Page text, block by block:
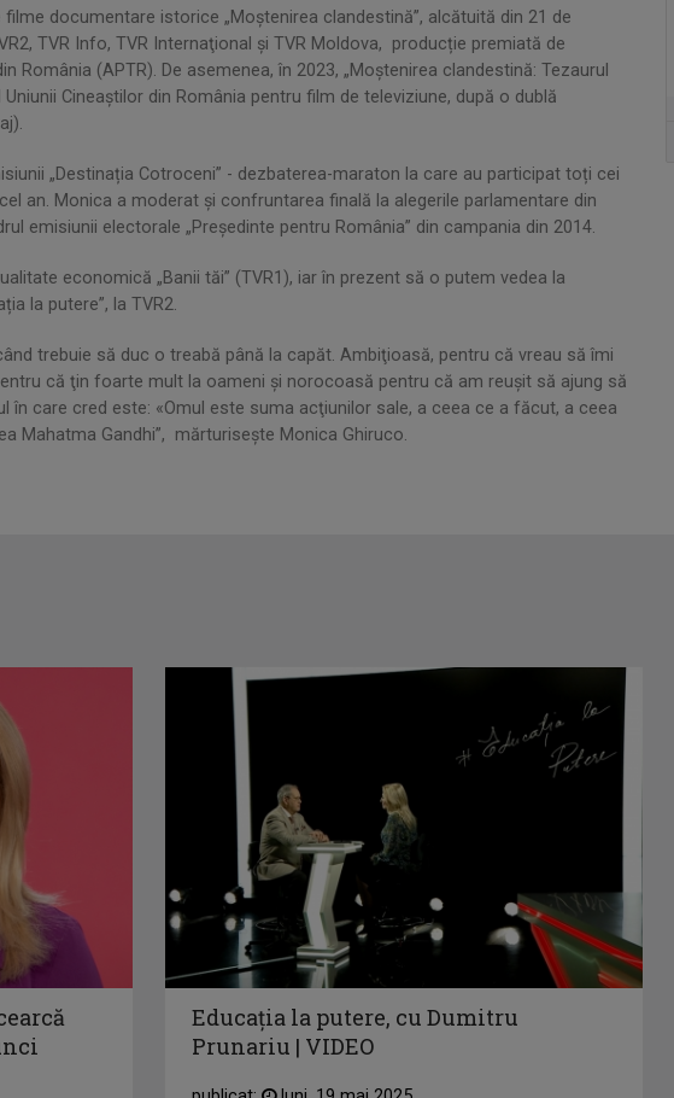
documentare istorice „Moștenirea clandestină”, alcătuită din 21 de
TVR Info, TVR Internaţional și TVR Moldova, producție premiată de
România (APTR). De asemenea, în 2023, „Moştenirea clandestină: Tezaurul
Cineaștilor din România pentru film de televiziune, după o dublă
„Destinația Cotroceni” - dezbaterea-maraton la care au participat toți cei
an. Monica a moderat și confruntarea finală la alegerile parlamentare din
emisiunii electorale „Preşedinte pentru România” din campania din 2014.
economică „Banii tăi” (TVR1), iar în prezent să o putem vedea la
la putere”, la TVR2.
trebuie să duc o treabă până la capăt. Ambiţioasă, pentru că vreau să îmi
că ţin foarte mult la oameni şi norocoasă pentru că am reuşit să ajung să
în care cred este: «Omul este suma acţiunilor sale, a ceea ce a făcut, a ceea
Mahatma Gandhi”, mărturiseşte Monica Ghiruco.
Educația la putere, cu Dumitru
Prunariu | VIDEO